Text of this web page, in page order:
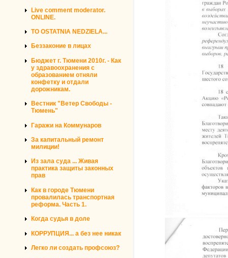
Live comment moderator.
ONLINE.
TO OSTATNIA NEDZIELA...
Беззаконие в лицах
Бюджет г. Тюмени 2010г. - Как
у здравоохранения с
образованием отняли
конфетку и отдали
дорожникам.
Вестник "Ветер Свободы -
Тюмень"
Гаражи на Коммунаров
За капитальный ремонт
милиции!
Из зала суда ... Живая
практика защиты законных
прав
Как в городе Тюмени
провалилась транспортная
реформа. Часть 1.
Когда судья в доле
КОРРУПЦИЯ... а без нее никак
Легко ли создать профсоюз?